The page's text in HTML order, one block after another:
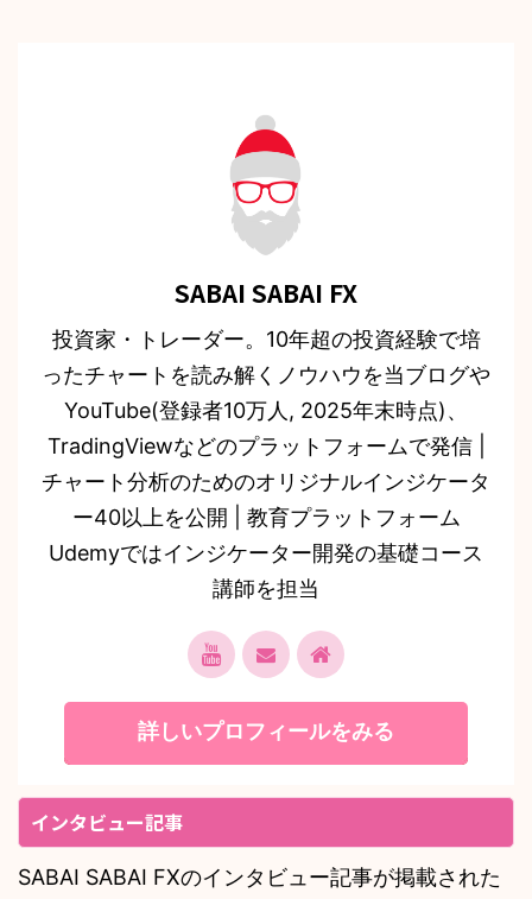
SABAI SABAI FX
投資家・トレーダー。10年超の投資経験で培
ったチャートを読み解くノウハウを当ブログや
YouTube(登録者10万人, 2025年末時点)、
TradingViewなどのプラットフォームで発信 |
チャート分析のためのオリジナルインジケータ
ー40以上を公開 | 教育プラットフォーム
Udemyではインジケーター開発の基礎コース
講師を担当
詳しいプロフィールをみる
インタビュー記事
SABAI SABAI FXのインタビュー記事が掲載された